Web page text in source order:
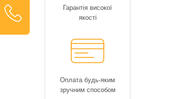
Гарантія високої
якості
Оплата будь-яким
зручним способом